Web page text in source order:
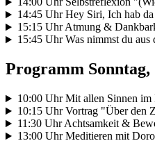
14:45 Uhr Hey Siri, Ich hab
15:15 Uhr Atmung &
15:45 Uhr Was nimmst du aus
Programm Sonntag,
10:00 Uhr Mit allen Sinnen im
10:15 Uhr Vortrag "Über den
11:30 Uhr Achtsamkeit &
13:00 Uhr Meditieren mit